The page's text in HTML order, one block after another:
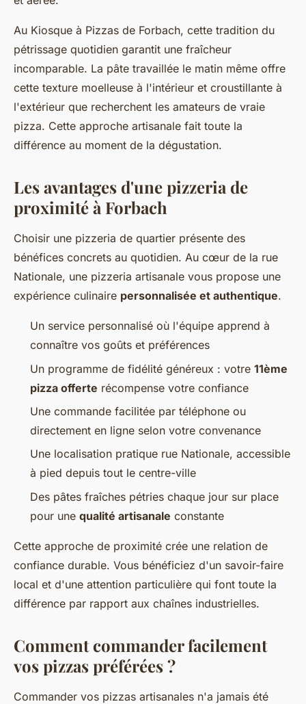
Au Kiosque à Pizzas de Forbach, cette tradition du
pétrissage quotidien garantit une fraîcheur
incomparable. La pâte travaillée le matin même offre
cette texture moelleuse à l'intérieur et croustillante à
l'extérieur que recherchent les amateurs de vraie
pizza. Cette approche artisanale fait toute la
différence au moment de la dégustation.
Les avantages d'une pizzeria de
proximité à Forbach
Choisir une pizzeria de quartier présente des
bénéfices concrets au quotidien. Au cœur de la rue
Nationale, une pizzeria artisanale vous propose une
expérience culinaire personnalisée et authentique.
Un service personnalisé où l'équipe apprend à
connaître vos goûts et préférences
Un programme de fidélité généreux : votre 11ème
pizza offerte récompense votre confiance
Une commande facilitée par téléphone ou
directement en ligne selon votre convenance
Une localisation pratique rue Nationale, accessible
à pied depuis tout le centre-ville
Des pâtes fraîches pétries chaque jour sur place
pour une qualité artisanale constante
Cette approche de proximité crée une relation de
confiance durable. Vous bénéficiez d'un savoir-faire
local et d'une attention particulière qui font toute la
différence par rapport aux chaînes industrielles.
Comment commander facilement
vos pizzas préférées ?
Commander vos pizzas artisanales n'a jamais été